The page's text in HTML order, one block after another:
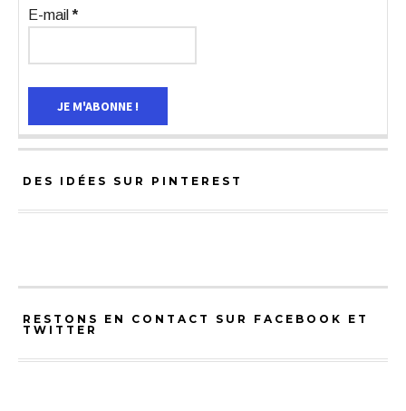
E-mail*
DES IDÉES SUR PINTEREST
RESTONS EN CONTACT SUR FACEBOOK ET
TWITTER